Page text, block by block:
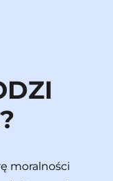
moralności